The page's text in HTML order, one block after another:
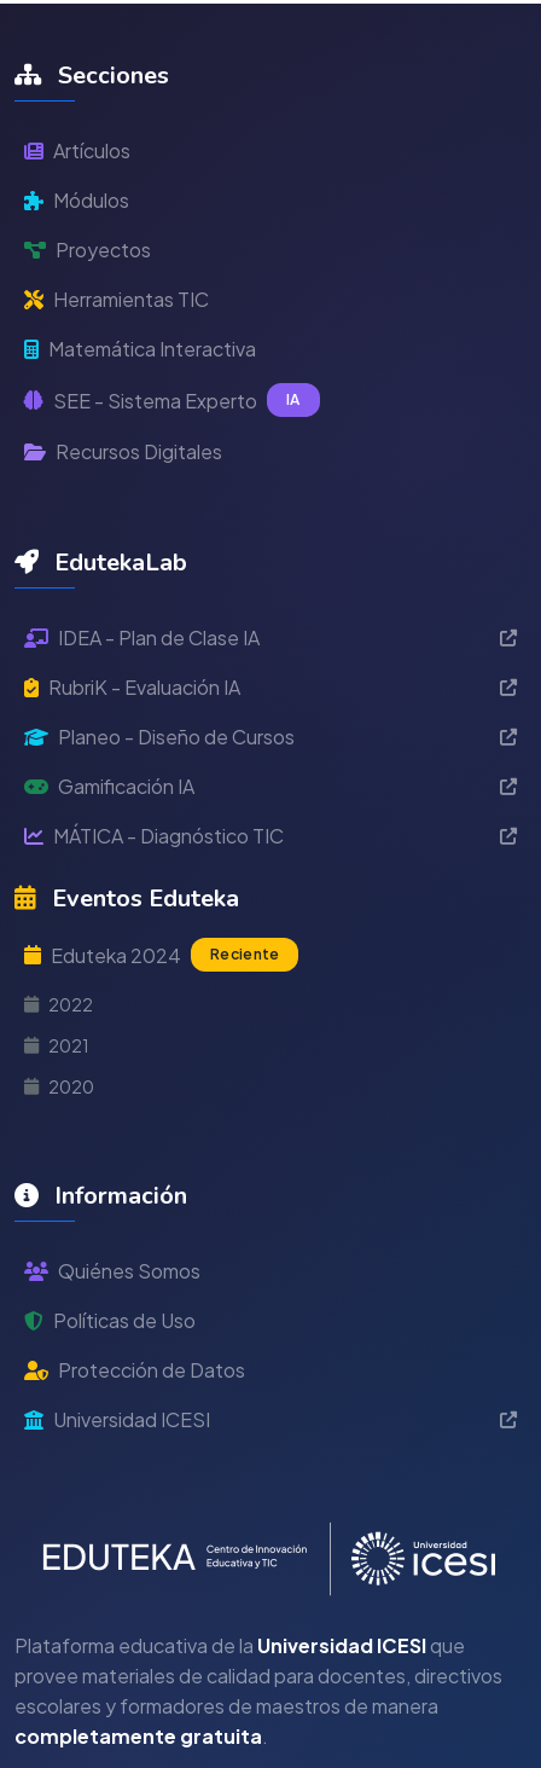
Secciones
Artículos
Módulos
Proyectos
Herramientas TIC
Matemática Interactiva
SEE - Sistema Experto IA
Recursos Digitales
EdutekaLab
IDEA - Plan de Clase IA
RubriK - Evaluación IA
Planeo - Diseño de Cursos
Gamificación IA
MÁTICA - Diagnóstico TIC
Eventos Eduteka
Eduteka 2024 Reciente
2022
2021
2020
Información
Quiénes Somos
Políticas de Uso
Protección de Datos
Universidad ICESI
Plataforma educativa de la Universidad ICESIque
provee materiales de calidad para docentes, directivos
escolares y formadores de maestros de manera
completamente gratuita.